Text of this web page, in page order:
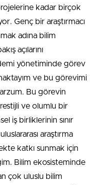
kadar birçok
Genç bir araştırmacı
adına bilim
açılarını
yönetiminde görev
ve bu görevimi
Bu görevin
ve olumlu bir
iş birliklerinin sınır
araştırma
katkı sunmak için
Bilim ekosisteminde
çok uluslu bilim